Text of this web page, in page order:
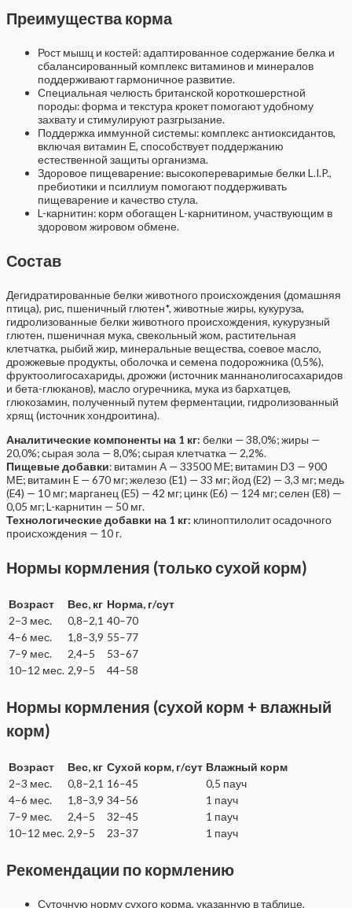
Преимущества корма
Рост мышц и костей: адаптированное содержание белка и
сбалансированный комплекс витаминов и минералов
поддерживают гармоничное развитие.
Специальная челюсть британской короткошерстной
породы: форма и текстура крокет помогают удобному
захвату и стимулируют разгрызание.
Поддержка иммунной системы: комплекс антиоксидантов,
включая витамин Е, способствует поддержанию
естественной защиты организма.
Здоровое пищеварение: высокопереваримые белки L.I.P.,
пребиотики и псиллиум помогают поддерживать
пищеварение и качество стула.
L-карнитин: корм обогащен L-карнитином, участвующим в
здоровом жировом обмене.
Состав
Дегидратированные белки животного происхождения (домашняя
птица), рис, пшеничный глютен*, животные жиры, кукуруза,
гидролизованные белки животного происхождения, кукурузный
глютен, пшеничная мука, свекольный жом, растительная
клетчатка, рыбий жир, минеральные вещества, соевое масло,
дрожжевые продукты, оболочка и семена подорожника (0,5%),
фруктоолигосахариды, дрожжи (источник маннанолигосахаридов
и бета-глюканов), масло огуречника, мука из бархатцев,
глюкозамин, полученный путем ферментации, гидролизованный
хрящ (источник хондроитина).
Аналитические компоненты на 1 кг: белки — 38,0%; жиры —
20,0%; сырая зола — 8,0%; сырая клетчатка — 2,2%.
Пищевые добавки: витамин A — 33500 МЕ; витамин D3 — 900
МЕ; витамин E — 670 мг; железо (E1) — 33 мг; йод (E2) — 3,3 мг; медь
(E4) — 10 мг; марганец (E5) — 42 мг; цинк (E6) — 124 мг; селен (E8) —
0,05 мг; L-карнитин — 50 мг.
Технологические добавки на 1 кг: клиноптилолит осадочного
происхождения — 10 г.
Нормы кормления (только сухой корм)
Возраст Вес, кг Норма, г/сут
2–3 мес.
0,8–2,1 40–70
4–6 мес.
1,8–3,9 55–77
7–9 мес.
2,4–5
53–67
10–12 мес. 2,9–5 44–58
Нормы кормления (сухой корм + влажный
корм)
Возраст Вес, кг Сухой корм, г/сут Влажный корм
2–3 мес.
0,8–2,1 16–45
0,5 пауч
4–6 мес.
1,8–3,9 34–56
1 пауч
7–9 мес.
2,4–5 32–45
1 пауч
10–12 мес. 2,9–5 23–37 1 пауч
Рекомендации по кормлению
Суточную норму сухого корма, указанную в таблице,